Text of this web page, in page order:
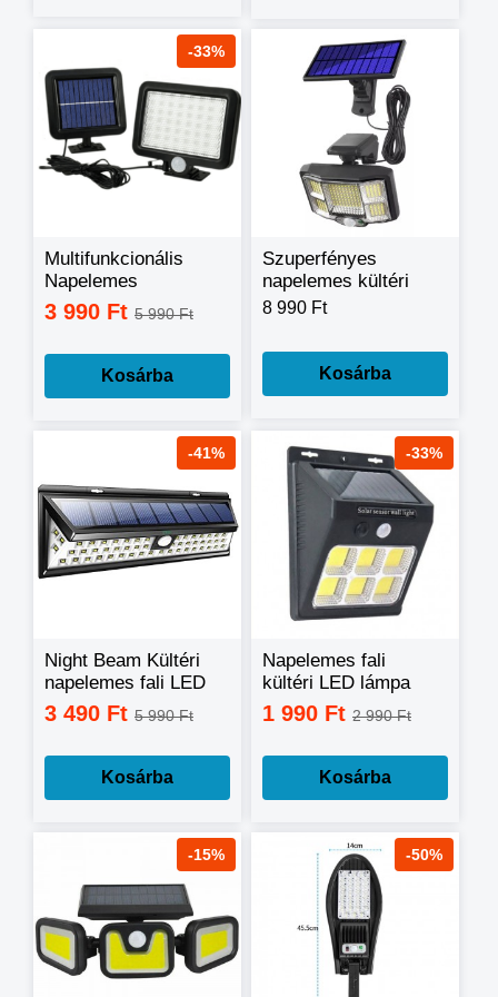
-33%
Multifunkcionális
Napelemes
Mozgásérzékelős
lámpa SL-F56
3 990 Ft 5 990 Ft
Kosárba
Szuperfényes
napelemes kültéri
lámpa fény és
JD-2168A
8 990 Ft
Kosárba
-41%
Night Beam Kültéri
napelemes fali LED
lámpa
mozgásérzékelővel
3 490 Ft 5 990 Ft
Kosárba
-33%
Napelemes fali
kültéri LED lámpa
mozgásérzékelős 6
COB YX-601COB-6
1 990 Ft 2 990 Ft
Kosárba
-15% -50%